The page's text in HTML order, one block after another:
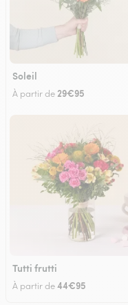
Soleil
À partir de 29€95
Tutti frutti
À partir de44€95